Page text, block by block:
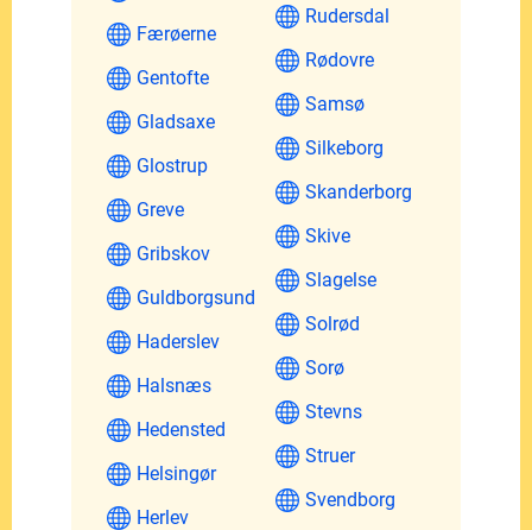
Færøerne
Gentofte
Gladsaxe
Glostrup
Greve
Gribskov
Guldborgsund
Haderslev
Halsnæs
Hedensted
Helsingør
Herlev
Rudersdal
Rødovre
Samsø
Silkeborg
Skanderborg
Skive
Slagelse
Solrød
Sorø
Stevns
Struer
Svendborg